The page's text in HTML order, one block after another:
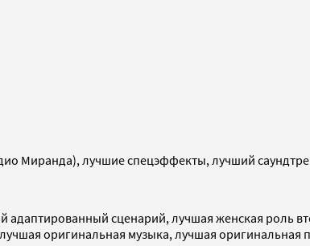
Миранда), лучшие спецэффекты, лучший
сценарий, лучшая женская роль
оригинальная музыка, лучшая оригинальная